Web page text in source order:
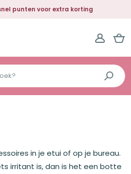
punten voor extra korting
in je etui of op je bureau.
irritant is, dan is het een botte